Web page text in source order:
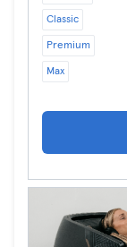
Classic
Premium
Max